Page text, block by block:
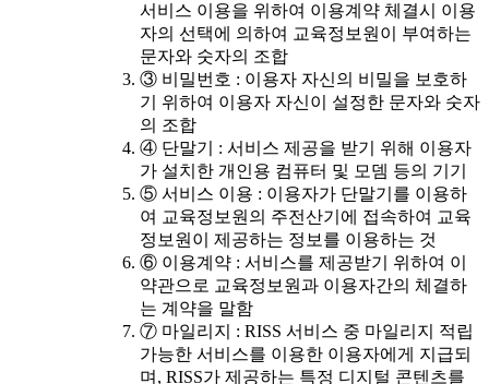
서비스 이용을 위하여 이용계약 체결시 이용
자의 선택에 의하여 교육정보원이 부여하는
문자와 숫자의 조합
③ 비밀번호 : 이용자 자신의 비밀을 보호하
기 위하여 이용자 자신이 설정한 문자와 숫자
의 조합
④ 단말기 : 서비스 제공을 받기 위해 이용자
가 설치한 개인용 컴퓨터 및 모뎀 등의 기기
⑤ 서비스 이용 : 이용자가 단말기를 이용하
여 교육정보원의 주전산기에 접속하여 교육
정보원이 제공하는 정보를 이용하는 것
⑥ 이용계약 : 서비스를 제공받기 위하여 이
약관으로 교육정보원과 이용자간의 체결하
는 계약을 말함
⑦ 마일리지 : RISS 서비스 중 마일리지 적립
가능한 서비스를 이용한 이용자에게 지급되
며, RISS가 제공하는 특정 디지털 콘텐츠를